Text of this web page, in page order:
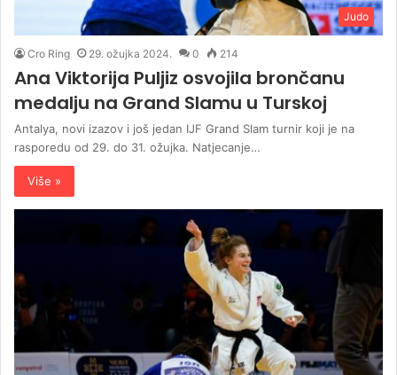
Judo
Cro Ring 29. ožujka 2024. 0 214
Ana Viktorija Puljiz osvojila brončanu
medalju na Grand Slamu u Turskoj
Antalya, novi izazov i još jedan IJF Grand Slam turnir koji je na
rasporedu od 29. do 31. ožujka. Natjecanje…
Više »